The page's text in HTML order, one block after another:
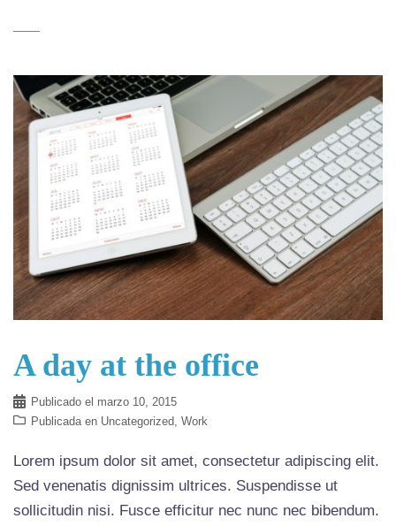
A day at the office
Publicado el marzo 10, 2015
Publicada en Uncategorized, Work
Lorem ipsum dolor sit amet, consectetur adipiscing elit.
Sed venenatis dignissim ultrices. Suspendisse ut
sollicitudin nisi. Fusce efficitur nec nunc nec bibendum.